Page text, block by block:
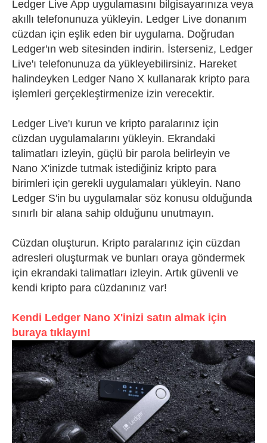
Ledger Live App uygulamasını bilgisayarınıza veya
akıllı telefonunuza yükleyin. Ledger Live donanım
cüzdan için eşlik eden bir uygulama. Doğrudan
Ledger'ın web sitesinden indirin. İsterseniz, Ledger
Live'ı telefonunuza da yükleyebilirsiniz. Hareket
halindeyken Ledger Nano X kullanarak kripto para
işlemleri gerçekleştirmenize izin verecektir.
Ledger Live'ı kurun ve kripto paralarınız için
cüzdan uygulamalarını yükleyin. Ekrandaki
talimatları izleyin, güçlü bir parola belirleyin ve
Nano X'inizde tutmak istediğiniz kripto para
birimleri için gerekli uygulamaları yükleyin. Nano
Ledger S'in bu uygulamalar söz konusu olduğunda
sınırlı bir alana sahip olduğunu unutmayın.
Cüzdan oluşturun. Kripto paralarınız için cüzdan
adresleri oluşturmak ve bunları oraya göndermek
için ekrandaki talimatları izleyin. Artık güvenli ve
kendi kripto para cüzdanınız var!
Kendi Ledger Nano X'inizi satın almak için
buraya tıklayın!